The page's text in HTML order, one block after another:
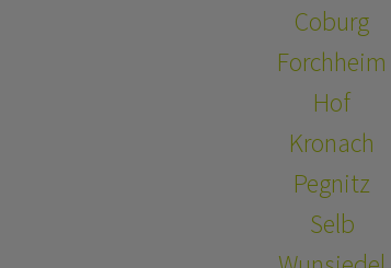
Coburg
Forchheim
Hof
Kronach
Pegnitz
Selb